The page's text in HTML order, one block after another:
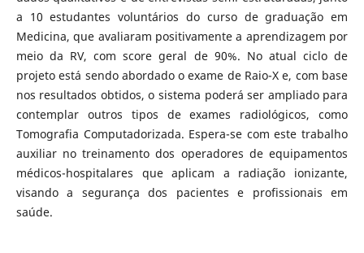
a 10 estudantes voluntários do curso de graduação em
Medicina, que avaliaram positivamente a aprendizagem por
meio da RV, com score geral de 90%. No atual ciclo de
projeto está sendo abordado o exame de Raio-X e, com base
nos resultados obtidos, o sistema poderá ser ampliado para
contemplar outros tipos de exames radiológicos, como
Tomografia Computadorizada. Espera-se com este trabalho
auxiliar no treinamento dos operadores de equipamentos
médicos-hospitalares que aplicam a radiação ionizante,
visando a segurança dos pacientes e profissionais em
saúde.